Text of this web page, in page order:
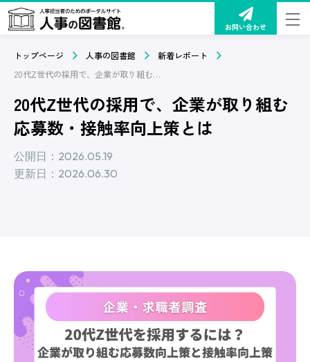
お問い合わせ
トップページ 人事の図書館
新着レポート
20代Z世代の採用で、企業が取り組む応募数・接触率向上策とは
20代Z世代の採用で、企業が取り組む
応募数・接触率向上策とは
公開日：2026.05.19
更新日：2026.06.30